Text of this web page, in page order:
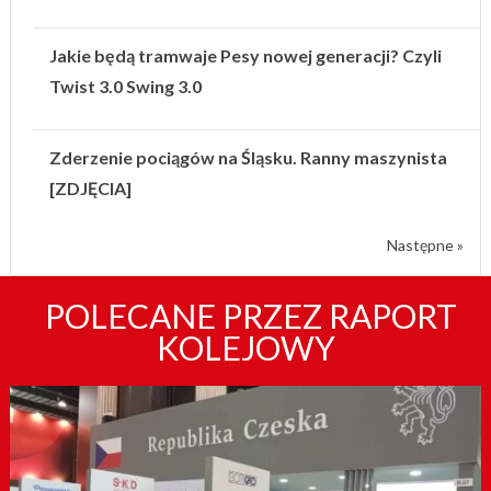
Jakie będą tramwaje Pesy nowej generacji? Czyli
Twist 3.0 Swing 3.0
Zderzenie pociągów na Śląsku. Ranny maszynista
[ZDJĘCIA]
Następne »
POLECANE PRZEZ RAPORT
KOLEJOWY